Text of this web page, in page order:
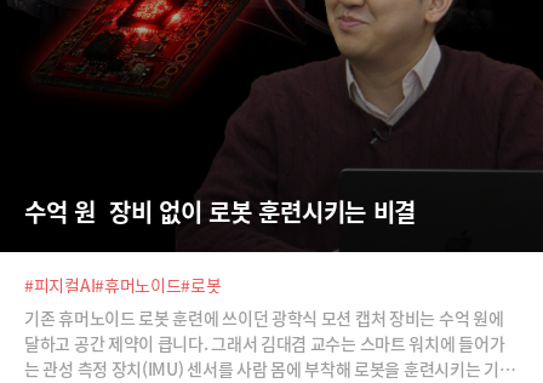
수억 원  장비 없이 로봇 훈련시키는 비결
#피지컬AI#휴머노이드#로봇
기존 휴머노이드 로봇 훈련에 쓰이던 광학식 모션 캡처 장비는 수억 원에
달하고 공간 제약이 큽니다. 그래서 김대겸 교수는 스마트 워치에 들어가
는 관성 측정 장치(IMU) 센서를 사람 몸에 부착해 로봇을 훈련시키는 기술